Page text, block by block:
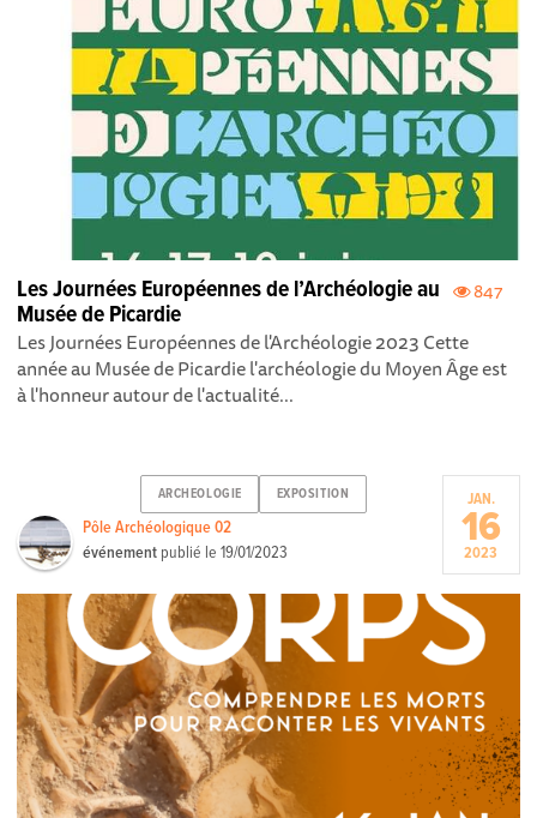
847
Les Journées Européennes de l’Archéologie au
Musée de Picardie
Les Journées Européennes de l'Archéologie 2023 Cette
année au Musée de Picardie l'archéologie du Moyen Âge est
à l'honneur autour de l'actualité...
ARCHEOLOGIE EXPOSITION
Pôle Archéologique 02
événement publié le19/01/2023
JAN.
16
2023